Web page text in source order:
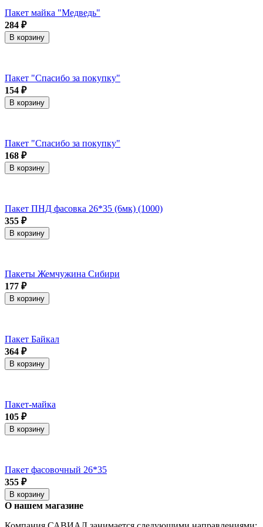
Пакет майка "Медведь"
284 ₽
В корзину
Пакет "Спасибо за покупку"
154 ₽
В корзину
Пакет "Спасибо за покупку"
168 ₽
В корзину
Пакет ПНД фасовка 26*35 (6мк) (1000)
355 ₽
В корзину
Пакеты Жемчужина Сибири
177 ₽
В корзину
Пакет Байкал
364 ₽
В корзину
Пакет-майка
105 ₽
В корзину
Пакет фасовочный 26*35
355 ₽
В корзину
О нашем магазине